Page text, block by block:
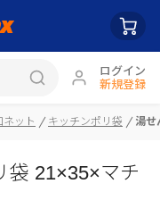
ログイン
新規登録
ネット キッチンポリ袋 湯せ
袋 21×35×マチ